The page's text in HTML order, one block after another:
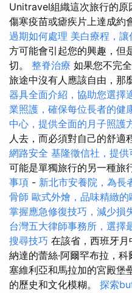
Unitravel組織這次旅行的原
傷寒疫苗或瘧疾片上達成約
過期如何處理 美白療程，
方可能會引起您的興趣，但
切。 整脊治療 如果您不完
旅途中沒有人應該自由，那
器具全面介紹，協助您選擇
業照護，確保每位長者的健
中心，提供全面的月子照護
人去，而必須對自己的舒適
網路安全 基隆徵信社，提
可能是單獨旅行的另一種旅
事項 - 新北市安養院，為長
骨師 歐式外燴，品味精緻的
掌握應急修復技巧，減少損
台灣五大律師事務所，選擇
搜尋技巧 在該省，西班牙
納達的蕾絲·阿爾罕布拉，
塞維利亞和馬拉加的宮殿堡
的歷史和文化模糊。 探索